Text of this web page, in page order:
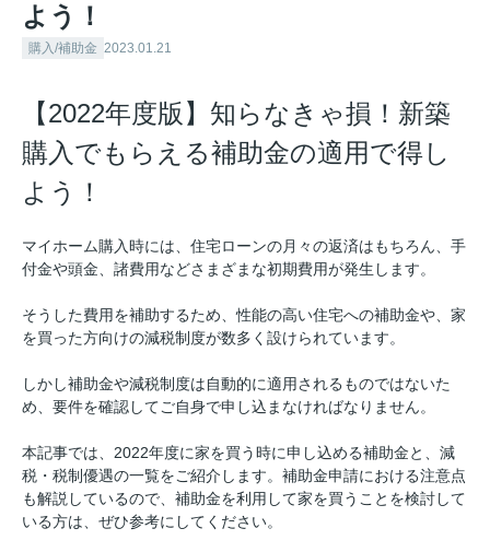
よう！
購入/補助金 2023.01.21
【2022年度版】知らなきゃ損！新築
購入でもらえる補助金の適用で得し
よう！
マイホーム購入時には、住宅ローンの月々の返済はもちろん、手
付金や頭金、諸費用などさまざまな初期費用が発生します。
そうした費用を補助するため、性能の高い住宅への補助金や、家
を買った方向けの減税制度が数多く設けられています。
しかし補助金や減税制度は自動的に適用されるものではないた
め、要件を確認してご自身で申し込まなければなりません。
本記事では、2022年度に家を買う時に申し込める補助金と、減
税・税制優遇の一覧をご紹介します。補助金申請における注意点
も解説しているので、補助金を利用して家を買うことを検討して
いる方は、ぜひ参考にしてください。